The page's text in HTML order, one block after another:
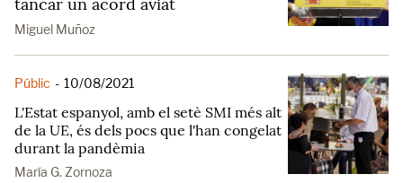
Miguel Muñoz
Públic - 10/08/2021
L'Estat espanyol, amb el setè SMI més alt
de la UE, és dels pocs que l'han congelat
durant la pandèmia
María G. Zornoza